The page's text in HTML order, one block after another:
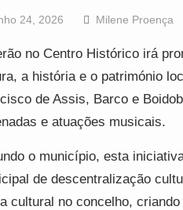
24, 2026 Milene Proença
no Centro Histórico irá
a história e o património
de Assis, Barco e
e atuações musicais.
o município, esta
de descentralização
cultural no concelho,